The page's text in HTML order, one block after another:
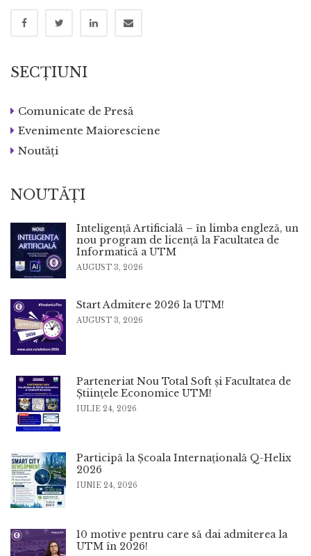
SECȚIUNI
Comunicate de Presă
Evenimente Maioresciene
Noutăți
NOUTĂȚI
Inteligență Artificială – în limba engleză, un
nou program de licență la Facultatea de
Informatică a UTM
AUGUST 3, 2026
Start Admitere 2026 la UTM!
AUGUST 3, 2026
Parteneriat Nou Total Soft și Facultatea de
Științele Economice UTM!
IULIE 24, 2026
Participă la Școala Internațională Q-Helix
2026
IUNIE 24, 2026
10 motive pentru care să dai admiterea la
UTM în 2026!